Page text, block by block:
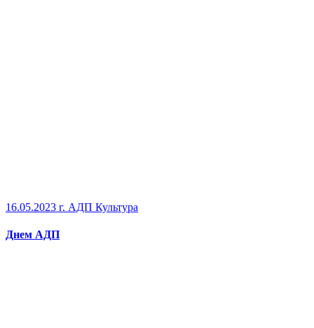
16.05.2023 г. АДП Культура
Днем АДП